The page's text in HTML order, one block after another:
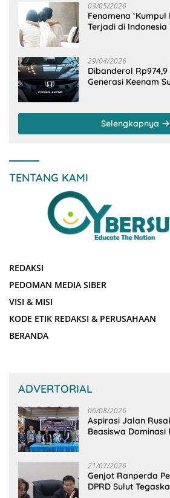
03/05/2026
Fenomena ‘Kumpul
Terjadi di Indonesia
29/04/2026
Dibanderol
Generasi Keenam
Selengkapnya
TENTANG KAMI
REDAKSI
PEDOMAN MEDIA SIBER
VISI & MISI
KODE ETIK REDAKSI & PERUSAHAAN
BERANDA
ADVERTORIAL
06/08/2026
Aspirasi Jalan
Beasiswa Dominasi
21/07/2026
Genjot Ranperda
DPRD Sulut